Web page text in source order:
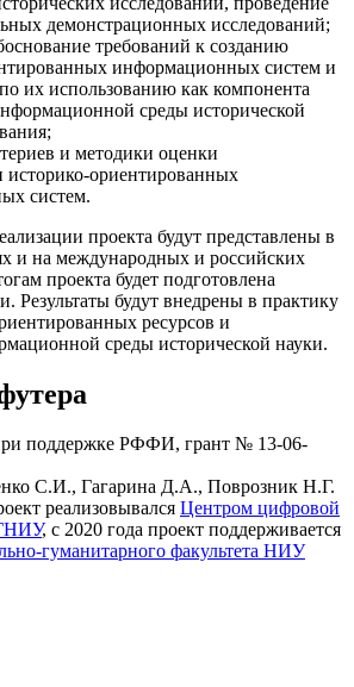
демонстрационных исследований;
требований к созданию
информационных систем и
их использованию как компонента
среды исторической
и методики оценки
историко-ориентированных
систем.
проекта будут представлены в
и на международных и российских
проекта будет подготовлена
Результаты будут внедрены в практику
ресурсов и
среды исторической науки.
поддержке РФФИ, грант № 13-06-
С.И., Гагарина Д.А., Поврозник Н.Г.
реализовывался Центром цифровой
, с 2020 года проект поддерживается
гуманитарного факультета НИУ